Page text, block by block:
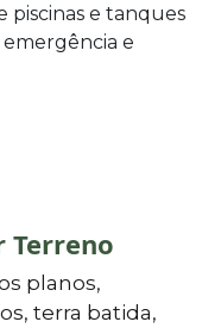
piscinas e tanques
e
Terreno
planos,
terra batida,